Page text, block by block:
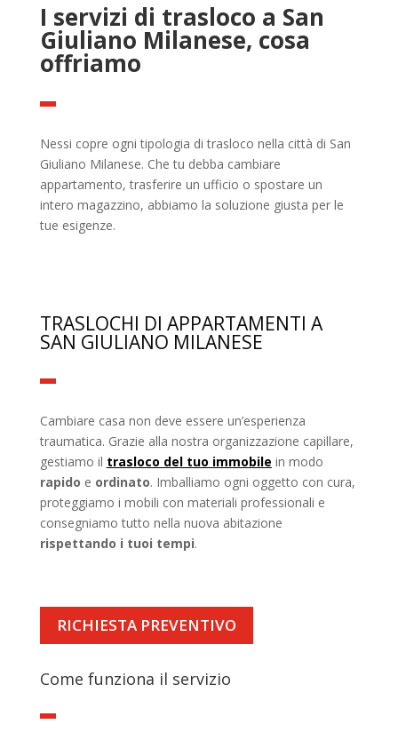
I servizi di trasloco a San
Giuliano Milanese, cosa
offriamo
Nessi copre ogni tipologia di trasloco nella città di San
Giuliano Milanese. Che tu debba cambiare
appartamento, trasferire un ufficio o spostare un
intero magazzino, abbiamo la soluzione giusta per le
tue esigenze.
TRASLOCHI DI APPARTAMENTI A
SAN GIULIANO MILANESE
Cambiare casa non deve essere un’esperienza
traumatica. Grazie alla nostra organizzazione capillare,
gestiamo il trasloco del tuo immobile in modo
rapido e ordinato. Imballiamo ogni oggetto con cura,
proteggiamo i mobili con materiali professionali e
consegniamo tutto nella nuova abitazione
rispettando i tuoi tempi.
RICHIESTA PREVENTIVO
Come funziona il servizio